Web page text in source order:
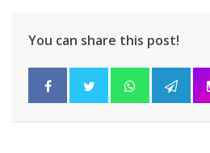
You can share this post!